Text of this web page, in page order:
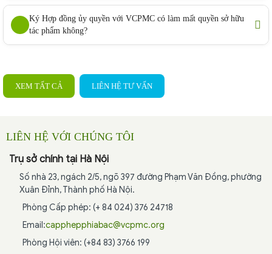
Ký Hợp đồng ủy quyền với VCPMC có làm mất quyền sở hữu
tác phẩm không?
XEM TẤT CẢ LIÊN HỆ TƯ VẤN
LIÊN HỆ VỚI CHÚNG TÔI
Trụ sở chính tại Hà Nội
Số nhà 23, ngách 2/5, ngõ 397 đường Phạm Văn Đồng, phường
Xuân Đỉnh, Thành phố Hà Nội.
Phòng Cấp phép: (+ 84 024) 376 24718
Email:capphepphiabac@vcpmc.org
Phòng Hội viên: (+84 83) 3766 199